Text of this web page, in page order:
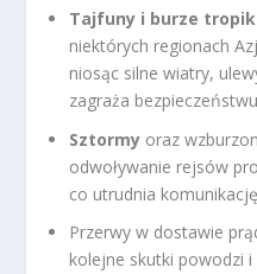
Tajfuny i burze
niektórych regionach
niosąc silne wiatry,
zagraża
Sztormy oraz
odwoływanie rejsów
co utrudnia
Przerwy w dostawie
kolejne skutki powodzi